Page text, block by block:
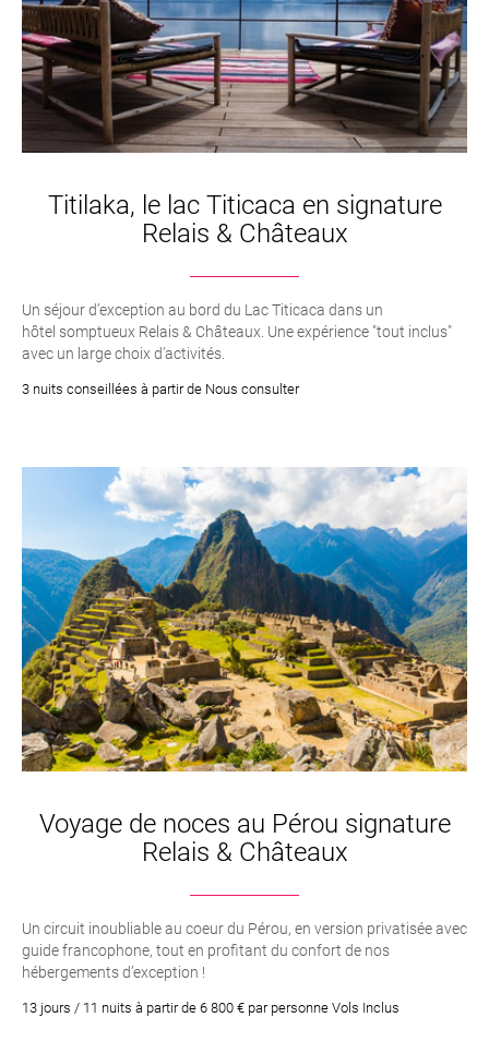
Titilaka, le lac Titicaca en signature
Relais & Châteaux
Un séjour d’exception au bord du Lac Titicaca dans un
hôtel somptueux Relais & Châteaux. Une expérience "tout inclus"
avec un large choix d’activités.
3 nuits conseillées à partir de Nous consulter
Voyage de noces au Pérou signature
Relais & Châteaux
Un circuit inoubliable au coeur du Pérou, en version privatisée avec
guide francophone, tout en profitant du confort de nos
hébergements d’exception !
13 jours / 11 nuits à partir de 6 800 € par personne Vols Inclus